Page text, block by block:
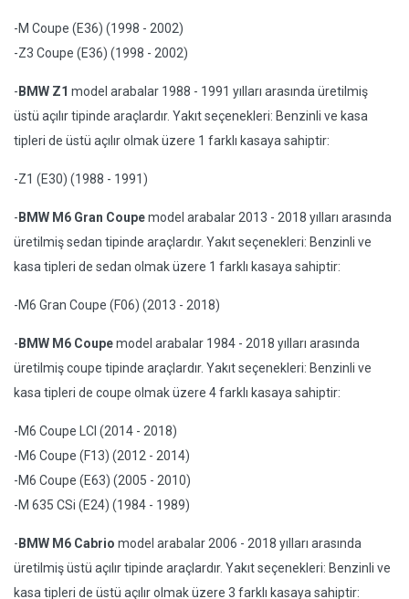
-M Coupe (E36) (1998 - 2002)
-Z3 Coupe (E36) (1998 - 2002)
- BMW Z1 model arabalar 1988 - 1991 yılları arasında üretilmiş
üstü açılır tipinde araçlardır. Yakıt seçenekleri: Benzinli ve kasa
tipleri de üstü açılır olmak üzere 1 farklı kasaya sahiptir:
-Z1 (E30) (1988 - 1991)
- BMW M6 Gran Coupemodel arabalar 2013 - 2018 yılları arasında
üretilmiş sedan tipinde araçlardır. Yakıt seçenekleri: Benzinli ve
kasa tipleri de sedan olmak üzere 1 farklı kasaya sahiptir:
-M6 Gran Coupe (F06) (2013 - 2018)
- BMW M6 Coupemodel arabalar 1984 - 2018 yılları arasında
üretilmiş coupe tipinde araçlardır. Yakıt seçenekleri: Benzinli ve
kasa tipleri de coupe olmak üzere 4 farklı kasaya sahiptir:
-M6 Coupe LCI (2014 - 2018)
-M6 Coupe (F13) (2012 - 2014)
-M6 Coupe (E63) (2005 - 2010)
-M 635 CSi (E24) (1984 - 1989)
- BMW M6 Cabrio model arabalar 2006 - 2018 yılları arasında
üretilmiş üstü açılır tipinde araçlardır. Yakıt seçenekleri: Benzinli ve
kasa tipleri de üstü açılır olmak üzere 3 farklı kasaya sahiptir: